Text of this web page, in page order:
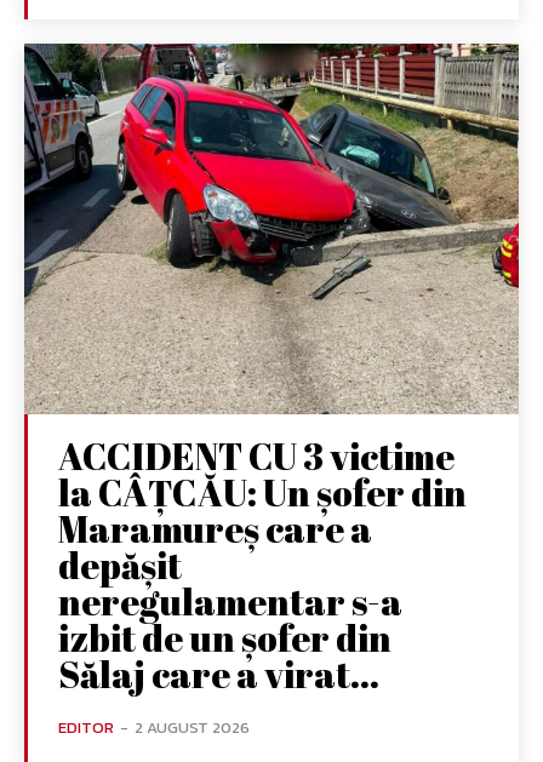
ACCIDENT CU 3 victime
la CÂȚCĂU: Un șofer din
Maramureș care a
depășit
neregulamentar s-a
izbit de un șofer din
Sălaj care a virat...
EDITOR - 2 AUGUST 2026